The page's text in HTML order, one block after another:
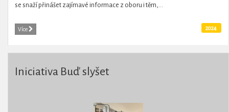
se snaží přinášet zajímavé informace z oboru i těm,...
Více 2024
Iniciativa Buď slyšet